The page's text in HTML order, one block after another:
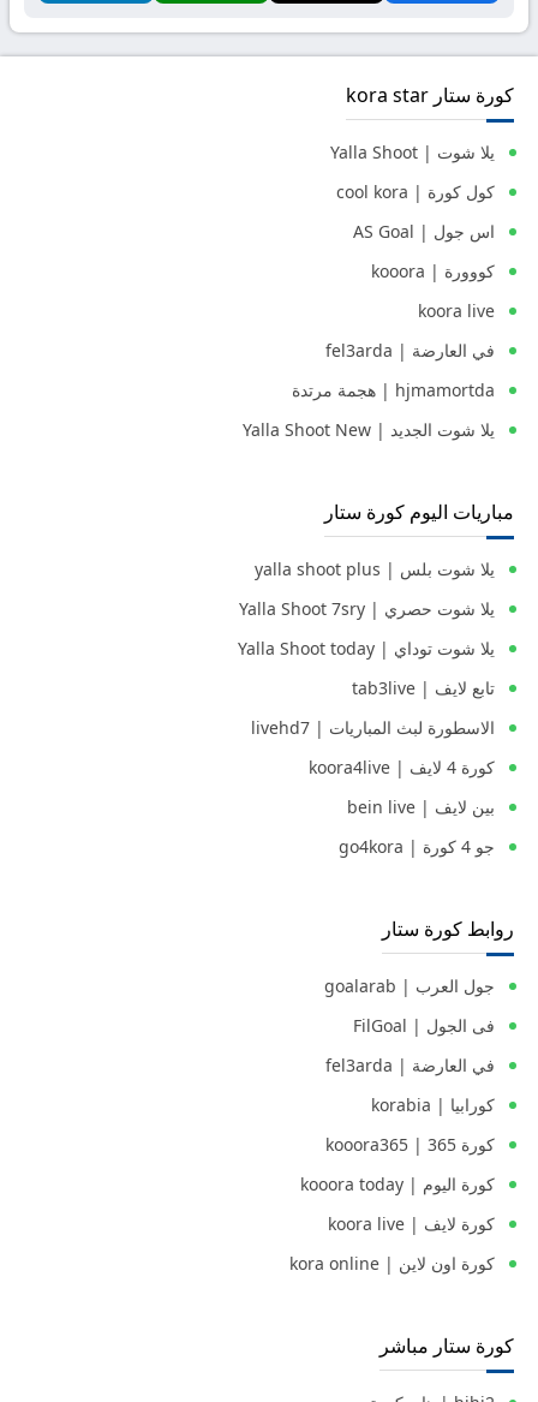
كورة ستار kora star
يلا شوت | Yalla Shoot
كول كورة | cool kora
اس جول | AS Goal
كووورة | kooora
koora live
في العارضة | fel3arda
hjmamortda | هجمة مرتدة
يلا شوت الجديد | Yalla Shoot New
مباريات اليوم كورة ستار
يلا شوت بلس | yalla shoot plus
يلا شوت حصري | Yalla Shoot 7sry
يلا شوت توداي | Yalla Shoot today
تابع لايف | tab3live
الاسطورة لبث المباريات | livehd7
كورة 4 لايف | koora4live
بين لايف | bein live
جو 4 كورة | go4kora
روابط كورة ستار
جول العرب | goalarab
فى الجول | FilGoal
في العارضة | fel3arda
كورابيا | korabia
كورة 365 | kooora365
كورة اليوم | kooora today
كورة لايف | koora live
كورة اون لاين | kora online
كورة ستار مباشر